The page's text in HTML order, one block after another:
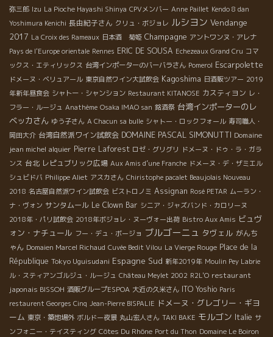
弥三郎 Izu La Pioche Hayashi Shinya CPVメンバー Anne Paillet Kendo 8 dan
Yoshimura Kenichi 長由紀子さん クリュ・ボジョレ ルシヨン Vendange
2017 La Croix des Rameaux 日本酒 菊姫 Champagne アントワンヌ・アレナ
Pays de l'Europe orientale Rennes ERIC DE SOUSA Echezeaux Grand Cru コマ
ックス・エティリックス 台湾インポーターのバーバラさん Pomerol Escarpolette
ドメーヌ・ベリュアール 東京自然ワイン大試飲会 Kagoshima 日酒販ツアー 2019
年新年昼食会 シャトー・シャンション Restaurant KITANOSE カスティヨン レ・
フラー・ルージュ Anathème Osaka IMAO san 銘酒祭 台湾インポーターのレ
ベッカさん ゆう子さん A Chacun sa bulle シャトー・ロックフォール 寿司職人・
岡田大介 台湾自然派ワイン試飲会 DOMAINE PASCAL SIMONUTTI Domaine
jean michel alquier Pierre Laforest ロゼ・グリグリ ドメーヌ・ドゥ・ラ・ガラ
ンス 台北 レピュブリック広場 Aux Amis d’une Franche ドメーヌ・デ・ザミエル
シュビドバ Philippe Aliet アスカさん Chiristophe pacalet Beaujolais Nouveau
2018 名古屋自然派ワイン試飲会 ビストロノミ Assignan Rosé PETAR ムーラン・
ナ・ヴォン サンタムール Le Clown Bar シニア・ジャズバンド・カロリーヌ
2018年・パリ試飲会 2018年ボジョレ・ヌーヴォー出荷 Bistro Aux Amis ビュヴ
ォン・ナチュール フー・デュ・ボージョ ブルゴーニュ タヴェル がんち
ゃん Domaien Marcel Richaud Cuvée Bedit Vilou La Vierge Rouge Place de la
République Tokyo Uguisudani Espagne Sud 新年2019年 Moulin Pey Labrie
ル・スティアンゴルジュ・ルージュ Château Meylet 2002 R2L'O restaurant
japonais BISSOH 酒販グループESPOA 大近の久米さん ITO Yoshio Paris
restaurent Georges Cinq Jean-Pierre BISPALIE ドメーヌ・グレゴリー・ギヨ
ーム 東京・築地場外 ボルドー夜景 丸山宏人さん TAKI BAKE モルゴン Italie サ
ンフォニー・テイスティング Côtes Du Rhône Port du Thon Domaine Le Boiron